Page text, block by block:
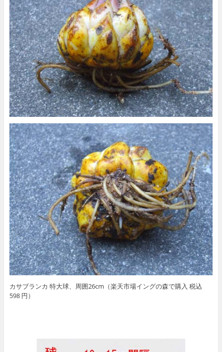
カサブランカ 特大球、周囲26cm（楽天市場イングの森で購入 税込
598 円）